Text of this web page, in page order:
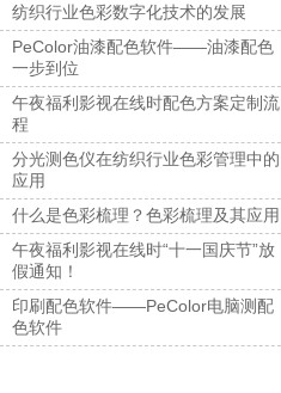
纺织行业色彩数字化技术的发展
PeColor油漆配色软件——油漆配色
一步到位
午夜福利影视在线时配色方案定制流
程
分光测色仪在纺织行业色彩管理中的
应用
什么是色彩梳理？色彩梳理及其应用
午夜福利影视在线时“十一国庆节”放
假通知！
印刷配色软件——PeColor电脑测配
色软件